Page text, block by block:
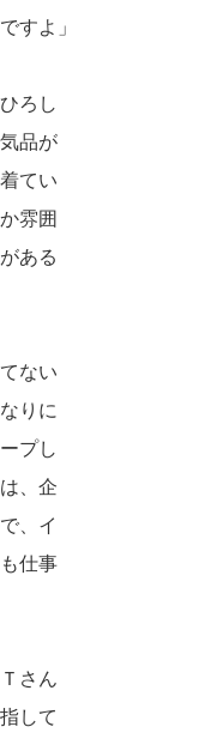
すよ」
ろし
品が
てい
雰囲
ある
ない
りに
プし
、企
、イ
仕事
さん
して